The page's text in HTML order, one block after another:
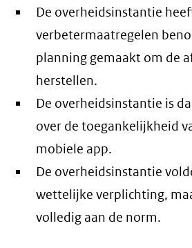
De overheidsinstantie
verbetermaatregelen
planning gemaakt om de
herstellen.
De overheidsinstantie is
over de toegankelijkheid
mobiele app.
De overheidsinstantie
wettelijke verplichting,
volledig aan de norm.